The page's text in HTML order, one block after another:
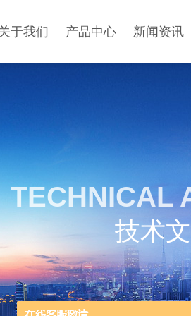
于我们 产品中心 新闻资讯
TECHNICAL
技术